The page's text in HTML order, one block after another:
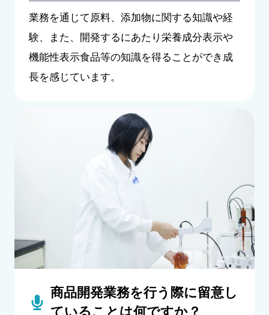
業務を通じて原料、添加物に関する知識や経
験、また、開発するにあたり栄養成分表示や
機能性表示食品等の知識を得ることができ成
長を感じています。
商品開発業務を行う際に留意し
ていることは何ですか？